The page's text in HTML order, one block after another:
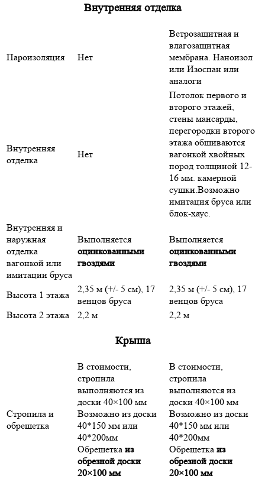
Внутренняя отделка
Пароизоляция Нет
Ветрозащитная и
влагозащитная
мембрана. Наноизол
или Изоспан или
аналоги
Внутренняя
отделка
Нет
Потолок первого и
второго этажей,
стены мансарды,
перегородки второго
этажа обшиваются
вагонкой хвойных
пород толщиной 12-
16 мм. камерной
сушки.Возможно
имитация бруса или
блок-хаус.
Внутренняя и
наружная
отделка
вагонкой или
имитации бруса
Выполняется
оцинкованными
гвоздями
Выполняется
оцинкованными
гвоздями
Высота 1 этажа
2,35 м (+/- 5 см), 17
венцов бруса
2,35 м (+/- 5 см), 17
венцов бруса
Высота 2 этажа
2,2 м 2,2 м
Крыша
Стропила и
обрешетка
В стоимости,
стропила
выполняются из
доски 40×100 мм
Возможно из доски
40*150 мм или
40*200мм
Обрешетка из
обрезной доски
20×100 мм
В стоимости,
стропила
выполняются из
доски 40×100 мм
Возможно из доски
40*150 мм или
40*200мм
Обрешетка из
обрезной доски
20×100 мм